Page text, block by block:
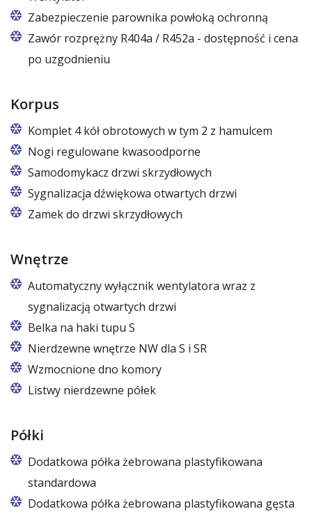
Zabezpieczenie parownika powłoką ochronną
Zawór rozprężny R404a / R452a - dostępność i cena
po uzgodnieniu
Korpus
Komplet 4 kół obrotowych w tym 2 z hamulcem
Nogi regulowane kwasoodporne
Nogi z regulacją w zakresie 87 – 97 mm
Samodomykacz drzwi skrzydłowych
Sygnalizacja dźwiękowa otwartych drzwi
Zamek do drzwi skrzydłowych
Wnętrze
Automatyczny wyłącznik wentylatora wraz z
sygnalizacją otwartych drzwi
Belka na haki tupu S
Cena dotyczy jednej belki w jednej komorze szafy
Nierdzewne wnętrze NW dla S i SR
Wzmocnione dno komory
Listwy nierdzewne półek
Półki
Dodatkowa półka żebrowana plastyfikowana
standardowa
Dodatkowa półka żebrowana plastyfikowana gęsta